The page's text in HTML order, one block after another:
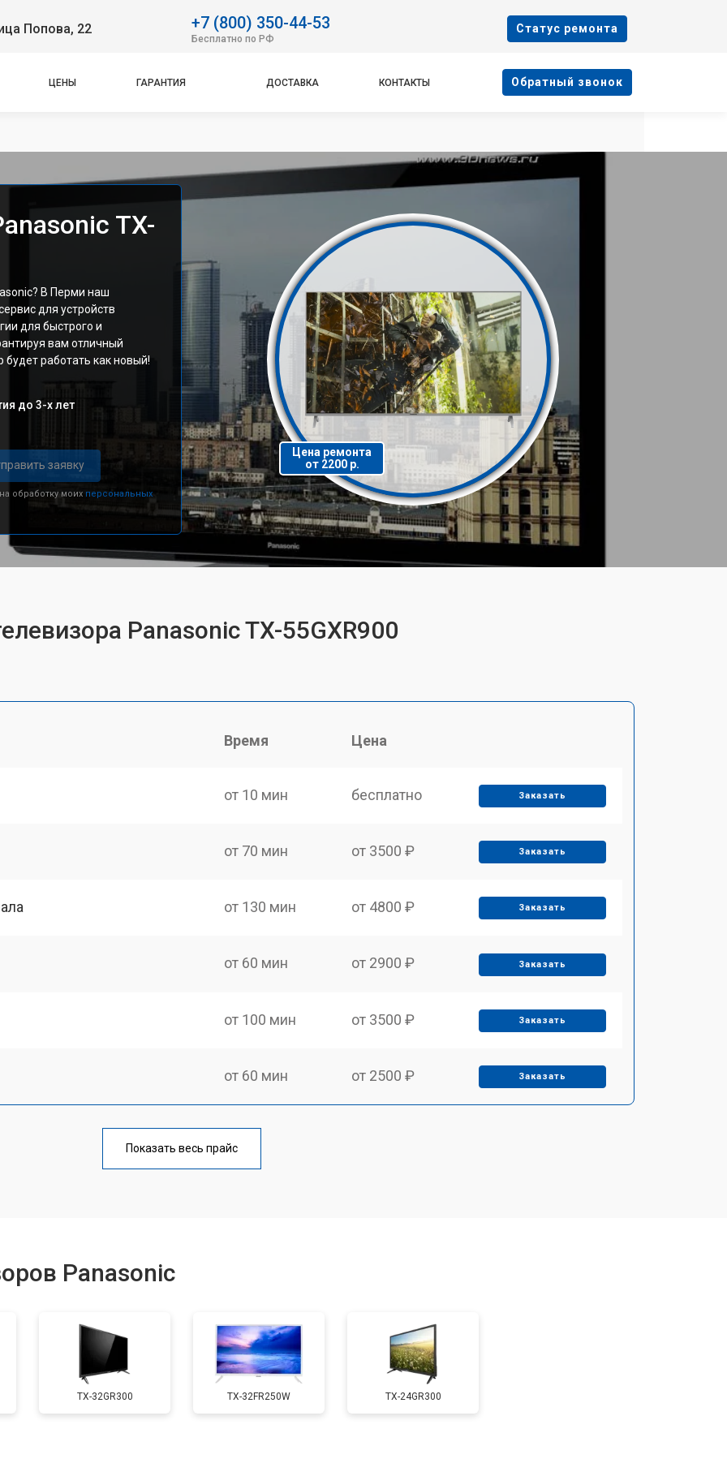
Попова, 22 +7 (800) 350-44-53
Бесплатно по РФ
Cтатус ремонта
ЦЕНЫ ГАРАНТИЯ ДОСТАВКА КОНТАКТЫ Oбратный звонок
TX-
В Перми наш
для устройств
для быстрого и
вам отличный
будет работать как новый!
до 3-х лет
заявку
обработку моих персональных
Цена ремонта
от 2200 р.
Panasonic TX-55GXR900
Время Цена
от 10 мин бесплатно Заказать
от 70 мин от 3500 ₽ Заказать
от 130 мин от 4800 ₽ Заказать
от 60 мин от 2900 ₽ Заказать
от 100 мин от 3500 ₽ Заказать
от 60 мин от 2500 ₽ Заказать
от 90 мин
от 80 мин от 2600 ₽
от 70 мин от 3500 ₽
Показать весь прайс
Panasonic
TX-32GR300 TX-32FR250W TX-24GR300